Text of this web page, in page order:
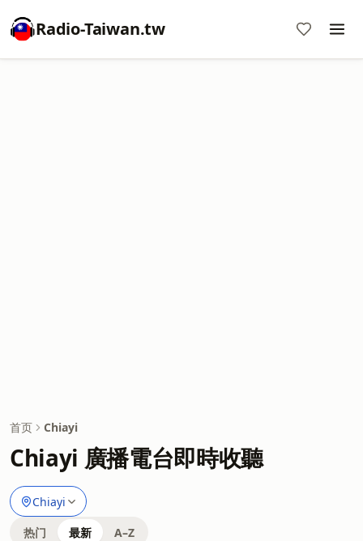
Radio-Taiwan.tw
首页 Chiayi
Chiayi 廣播電台即時收聽
Chiayi
热门 最新 A–Z